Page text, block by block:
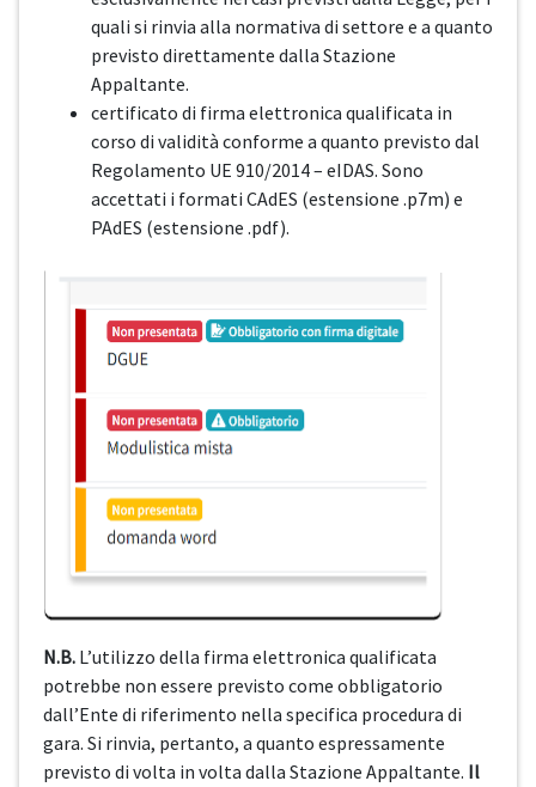
quali si rinvia alla normativa di settore e a quanto
previsto direttamente dalla Stazione
Appaltante.
certificato di firma elettronica qualificata in
corso di validità conforme a quanto previsto dal
Regolamento UE 910/2014 – eIDAS. Sono
accettati i formati CAdES (estensione .p7m) e
PAdES (estensione .pdf).
N.B. L’utilizzo della firma elettronica qualificata
potrebbe non essere previsto come obbligatorio
dall’Ente di riferimento nella specifica procedura di
gara. Si rinvia, pertanto, a quanto espressamente
previsto di volta in volta dalla Stazione Appaltante. Il